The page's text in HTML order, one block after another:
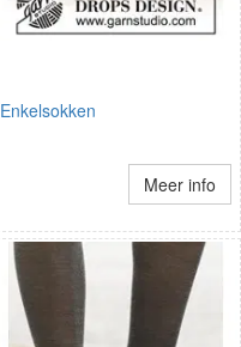
Enkelsokken
Meer info